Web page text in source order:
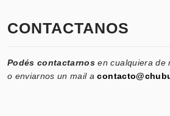
CONTACTANOS
Podés contactarnos en cualquiera de
o enviarnos un mail a